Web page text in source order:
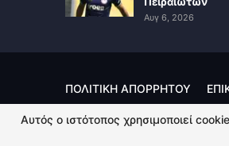
Αυγ 6, 2026
ΠΟΛΙΤΙΚΗ ΑΠΟΡΡΗΤΟΥ
© 2026 - Kingsport.gr. All Rights
Αυτός ο ιστότοπος χρησιμοποιεί